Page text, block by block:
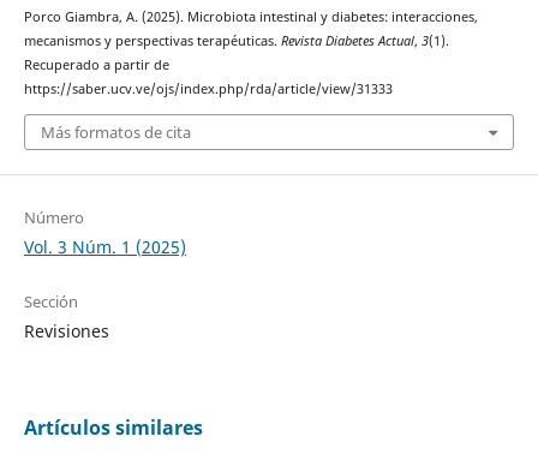
Porco Giambra, A. (2025). Microbiota intestinal y diabetes: interacciones,
mecanismos y perspectivas terapéuticas. Revista Diabetes Actual, 3(1).
Recuperado a partir de
https://saber.ucv.ve/ojs/index.php/rda/article/view/31333
Más formatos de cita
Número
Vol. 3 Núm. 1 (2025)
Sección
Revisiones
Artículos similares